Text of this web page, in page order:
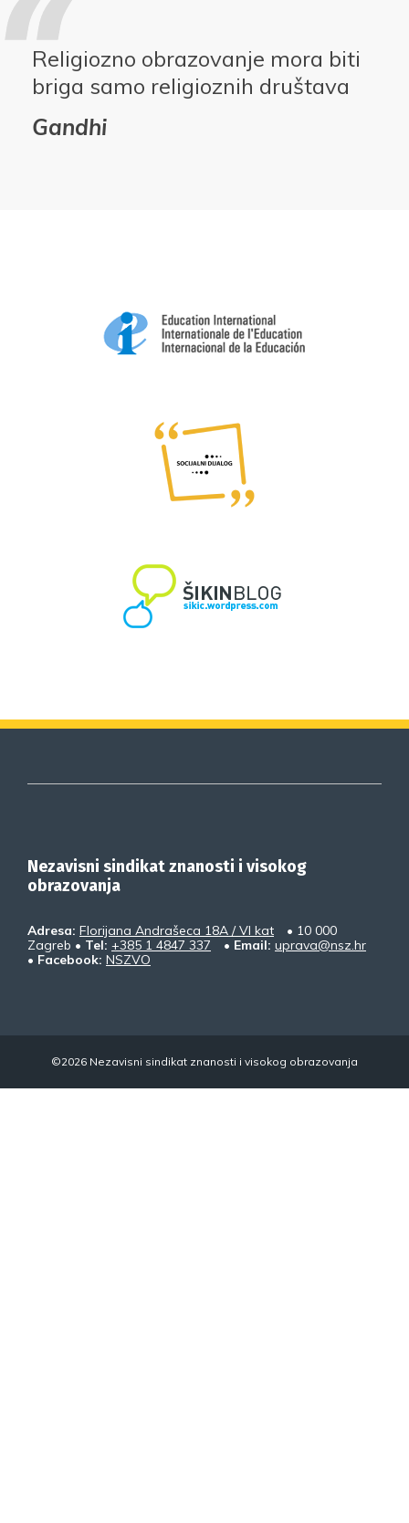
Religiozno obrazovanje mora biti
briga samo religioznih društava
Gandhi
Nezavisni sindikat znanosti i visokog
obrazovanja
Adresa: Florijana Andrašeca 18A / VI kat
• 10 000
Zagreb • Tel: +385 1 4847 337 • Email: uprava@nsz.hr
• Facebook: NSZVO
©2026 Nezavisni sindikat znanosti i visokog obrazovanja